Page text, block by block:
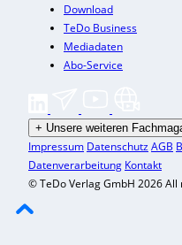
Download
TeDo Business
Mediadaten
Abo-Service
+ Unsere weiteren
Impressum DatenschutzAGB
Datenverarbeitung Kontakt
© TeDo Verlag GmbH 2026